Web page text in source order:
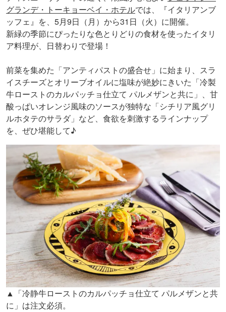
グランデ・トーキョーベイ・ホテルでは、『イタリアンブ
ッフェ』を、5月9日（月）から31日（火）に開催。
新緑の季節にぴったりな色とりどりの食材を使ったイタリ
ア料理が、日替わりで登場！
前菜を集めた「アンティパストの盛合せ」に始まり、スラ
イスチーズとオリーブオイルに塩味が絶妙にきいた「冷製
牛ローストのカルパッチョ仕立て パルメザンと共に」、甘
酸っぱいオレンジ風味のソースが独特な「シチリア風グリ
ルホタテのサラダ」など、食欲を刺激するラインナップ
を、ぜひ堪能して♪
▲「冷静牛ローストのカルパッチョ仕立て パルメザンと共
に」は注文必須。